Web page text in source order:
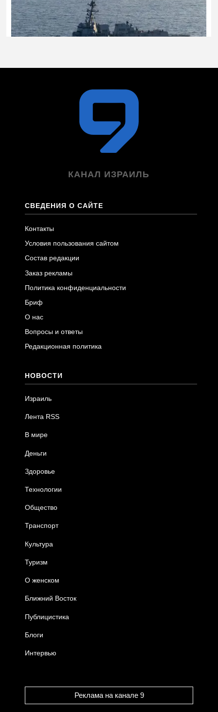
КАНАЛ ИЗРАИЛЬ
СВЕДЕНИЯ О САЙТЕ
Контакты
Условия пользования сайтом
Состав редакции
Заказ рекламы
Политика конфиденциальности
Бриф
О нас
Вопросы и ответы
Редакционная политика
НОВОСТИ
Израиль
Лента RSS
В мире
Деньги
Здоровье
Технологии
Общество
Транспорт
Культура
Туризм
О женском
Ближний Восток
Публицистика
Блоги
Интервью
Реклама на канале 9